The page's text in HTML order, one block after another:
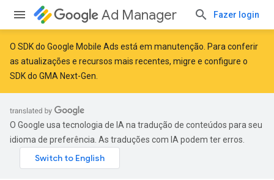
Ad Manager Fazer login
O SDK do Google Mobile Ads está em manutenção. Para conferir
as atualizações e recursos mais recentes, migre e configure o
SDK do GMA Next-Gen
O Google usa tecnologia de IA na tradução de conteúdos para seu
idioma de preferência. As traduções com IA podem ter erros.